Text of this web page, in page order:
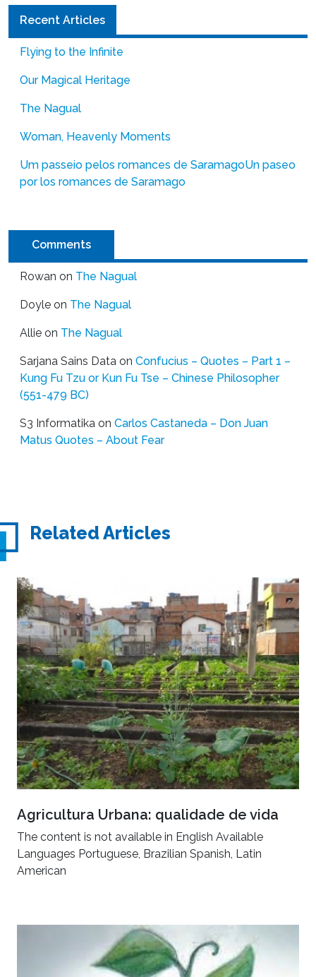
Recent Articles
Flying to the Infinite
Our Magical Heritage
The Nagual
Woman, Heavenly Moments
Um passeio pelos romances de SaramagoUn paseo
por los romances de Saramago
Comments
Rowan on The Nagual
Doyle on The Nagual
Allie on The Nagual
Sarjana Sains Data on Confucius – Quotes – Part 1 –
Kung Fu Tzu or Kun Fu Tse – Chinese Philosopher
(551-479 BC)
S3 Informatika on Carlos Castaneda – Don Juan
Matus Quotes – About Fear
Related Articles
Agricultura Urbana: qualidade de vida
The content is not available in English Available
Languages Portuguese, Brazilian Spanish, Latin
American